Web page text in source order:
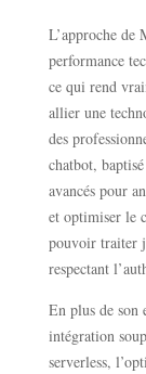
L’approche de
performance
ce qui rend
allier une
des
chatbot,
avancés pour
et optimiser le
pouvoir traiter
respectant
En plus de
intégration
serverless,